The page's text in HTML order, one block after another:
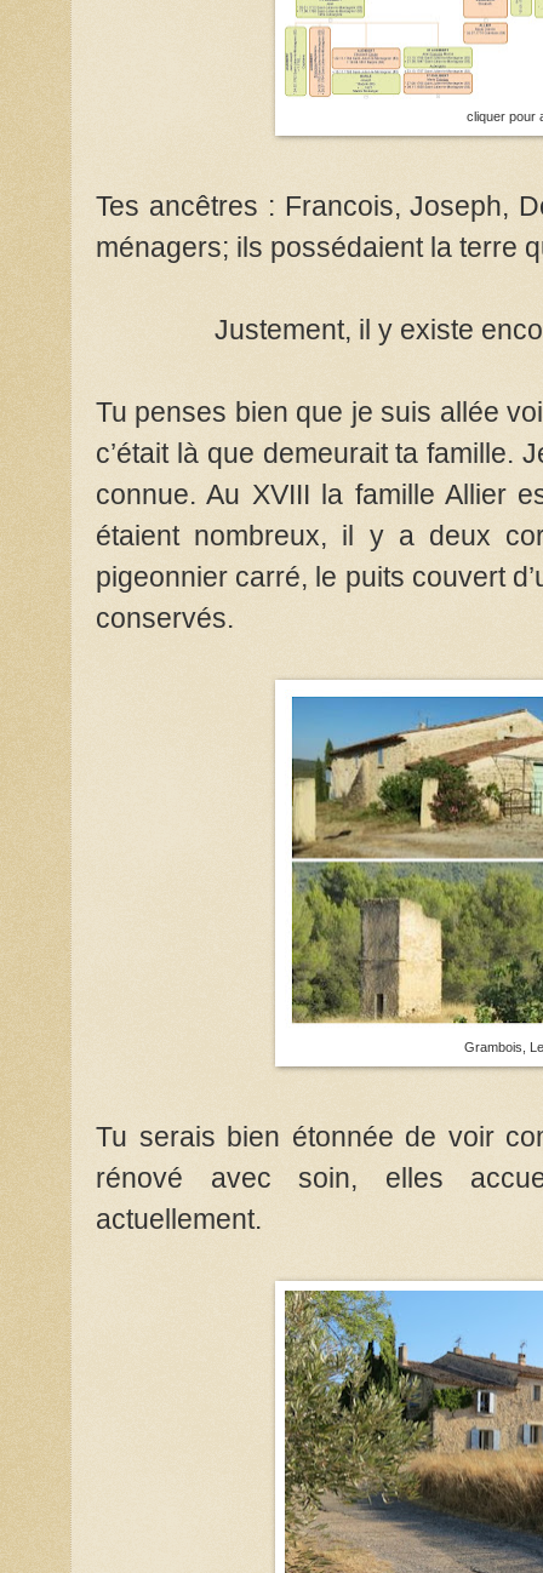
cliquer pour
Tes ancêtres : Francois, Joseph,
ménagers; ils possédaient la terre
Justement, il y existe
Tu penses bien que je suis allée
c’était là que demeurait ta famille.
connue. Au XVIII la famille Allier
étaient nombreux, il y a deux
pigeonnier carré, le puits couvert
conservés.
Grambois,
Tu serais bien étonnée de voir
rénové avec soin, elles
actuellement.